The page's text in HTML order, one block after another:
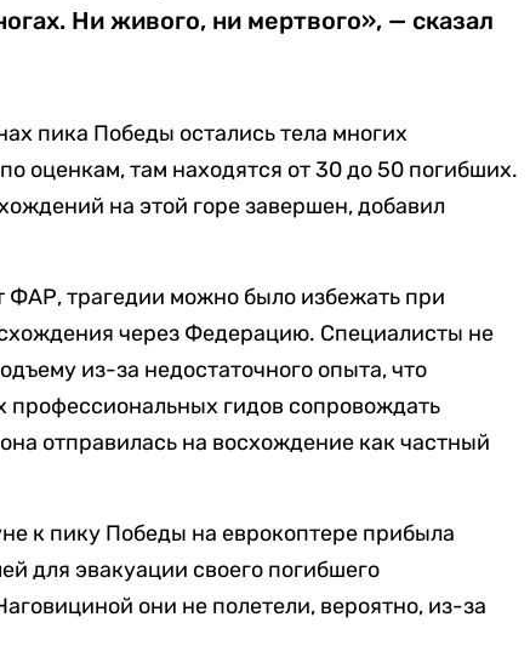
Ни живого, ни мертвого», — сказал
пика Победы остались тела многих
оценкам, там находятся от 30 до 50 погибших.
на этой горе завершен, добавил
ФАР, трагедии можно было избежать при
через Федерацию. Специалисты не
из-за недостаточного опыта, что
профессиональных гидов сопровождать
отправилась на восхождение как частный
к пику Победы на еврокоптере прибыла
для эвакуации своего погибшего
они не полетели, вероятно, из-за